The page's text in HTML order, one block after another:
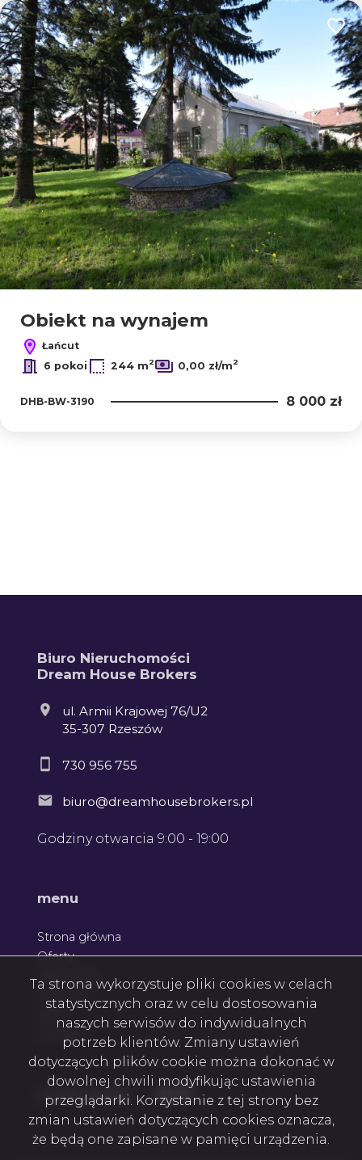
Obiekt na wynajem
Łańcut
6 pokoi
244 m2 0,00 zł/m2
DHB-BW-3190 8 000 zł
Biuro Nieruchomości
Dream House Brokers
ul. Armii Krajowej 76/U2
35-307 Rzeszów
730 956 755
biuro@dreamhousebrokers.pl
Godziny otwarcia 9:00 - 19:00
menu
Strona główna
Oferty
social media Facebook
Facebook
Facebook
Ta strona wykorzystuje pliki cookies w celach
statystycznych oraz w celu dostosowania
naszych serwisów do indywidualnych
potrzeb klientów. Zmiany ustawień
dotyczących plików cookie można dokonać w
dowolnej chwili modyfikując ustawienia
przeglądarki. Korzystanie z tej strony bez
zmian ustawień dotyczących cookies oznacza,
że będą one zapisane w pamięci urządzenia.